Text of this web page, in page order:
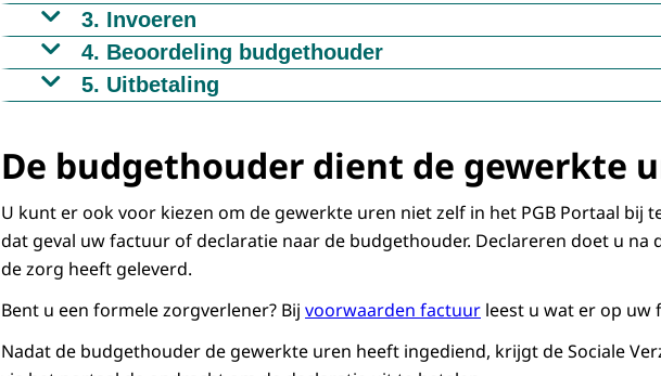
belangrijk om de gewerkte uren goed bij te houden.
Let op: per zorgovereenkomst kunt u één declaratie 'Geleverde zorg
maand indienen.
3. Invoeren
Voer de declaratie of factuur in het portaal in. Verstuur deze daarna via
budgethouder. De budgethouder krijgt hiervan bericht.
4. Beoordeling budgethouder
De budgethouder controleert de declaratie. Klopt alles? Dan wordt deze
5. Uitbetaling
te doen.
De budgethouder dient de gewerkte
U kunt er ook voor kiezen om de gewerkte uren niet zelf in het PGB Portaal bij
dat geval uw factuur of declaratie naar de budgethouder. Declareren doet u na
de zorg heeft geleverd.
Bent u een formele zorgverlener? Bij voorwaarden factuur leest u wat er op uw
Nadat de budgethouder de gewerkte uren heeft ingediend, krijgt de Sociale